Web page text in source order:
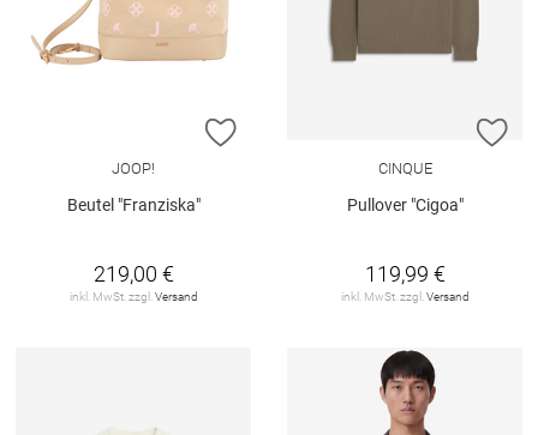
ZUR WUNSCHLISTE HINZUFÜGEN
JOOP!
Beutel "Franziska"
219,00 €
inkl. MwSt. zzgl.Versand
CINQUE
Pullover "Cigoa"
119,99 €
inkl. MwSt. zzgl.Versand